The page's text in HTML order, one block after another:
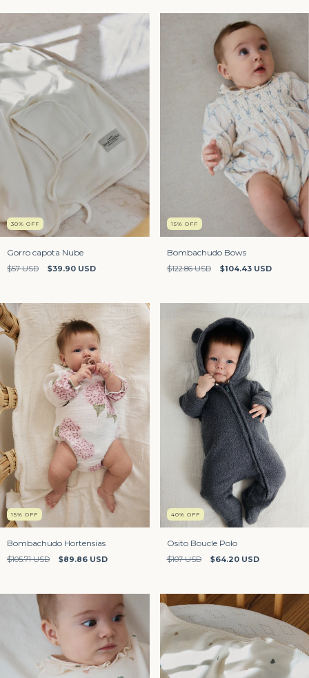
30% OFF
Gorro capota Nube
$57 USD $39.90 USD
15% OFF
Bombachudo Bows
$122.86 USD $104.43 USD
15% OFF
Bombachudo Hortensias
$105.71 USD $89.86 USD
40% OFF
Osito Boucle Polo
$107 USD $64.20 USD